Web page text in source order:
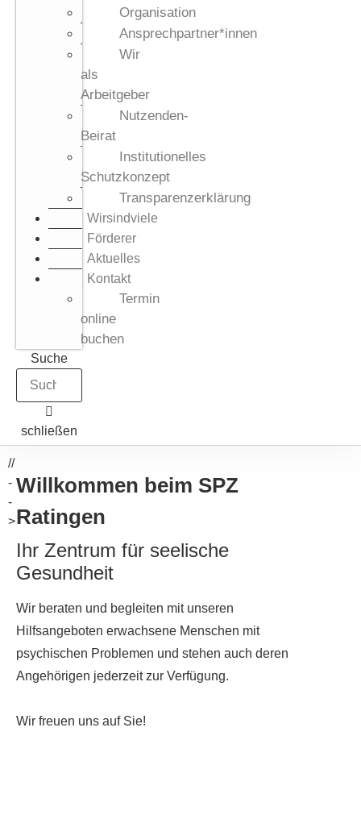
Organisation
Ansprechpartner*innen
Wir
als
Arbeitgeber
Nutzenden-
Beirat
Institutionelles
Schutzkonzept​
Transparenzerklärung
Wirsindviele
Förderer
Aktuelles
Kontakt
Termin
online
buchen
Suche
schließen
//
-
-
>
Willkommen beim SPZ
Ratingen
Ihr Zentrum für seelische
Gesundheit
Wir beraten und begleiten mit unseren
Hilfsangeboten erwachsene Menschen mit
psychischen Problemen und stehen auch deren
Angehörigen jederzeit zur Verfügung.
Wir freuen uns auf Sie!